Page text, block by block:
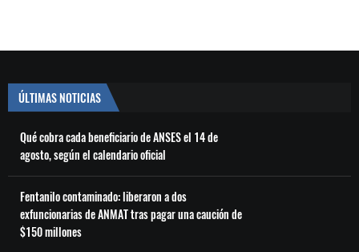
ÚLTIMAS NOTICIAS
Qué cobra cada beneficiario de ANSES el 14 de
agosto, según el calendario oficial
Fentanilo contaminado: liberaron a dos
exfuncionarias de ANMAT tras pagar una caución de
$150 millones